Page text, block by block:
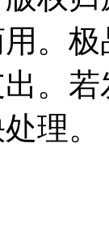
。
。
理。